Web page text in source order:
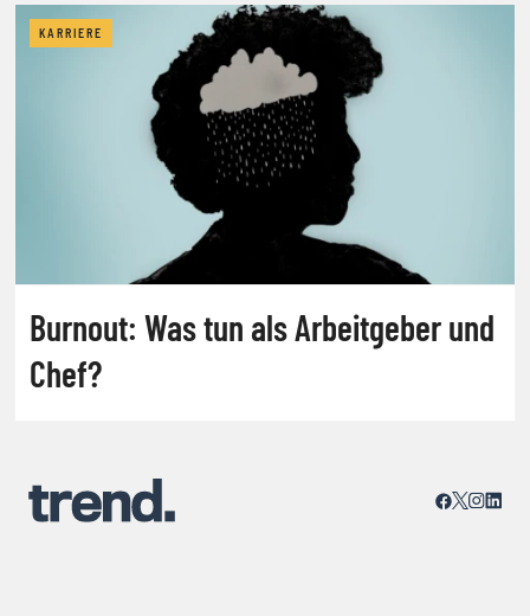
KARRIERE
Burnout: Was tun als Arbeitgeber und
Chef?